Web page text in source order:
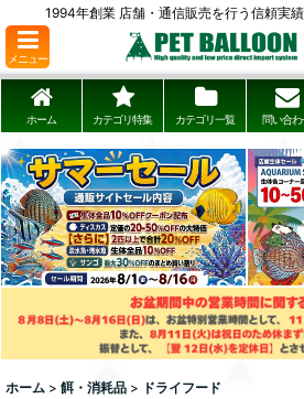
1994年創業 店舗・通信販売を行う信頼実
メニュー
ホーム カテゴリ特集 カテゴリ一覧 問い合わ
ホーム > 餌・消耗品 > ドライフード